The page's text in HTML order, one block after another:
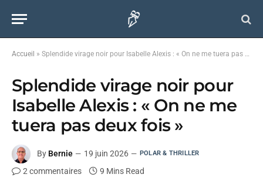
Accueil » Splendide virage noir pour Isabelle Alexis : « On ne me tuera pas deux fois »
Splendide virage noir pour
Isabelle Alexis : « On ne me
tuera pas deux fois »
By Bernie 19 juin 2026 POLAR & THRILLER
2 commentaires 9 Mins Read